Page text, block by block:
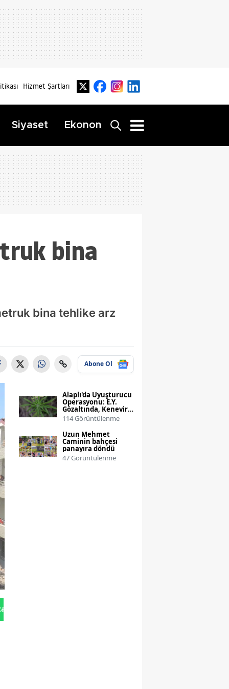
Hizmet Şartları
Siyaset Ekonomi Yaşam
bina
bina tehlike arz
Abone Ol
Gönder
Alaplı'da Uyuşturucu
Operasyonu: E.Y.
Gözaltında, Kenevir
ve Esrar Ele Geçirildi
114 Görüntülenme
Uzun Mehmet
Caminin bahçesi
panayıra döndü
47 Görüntülenme